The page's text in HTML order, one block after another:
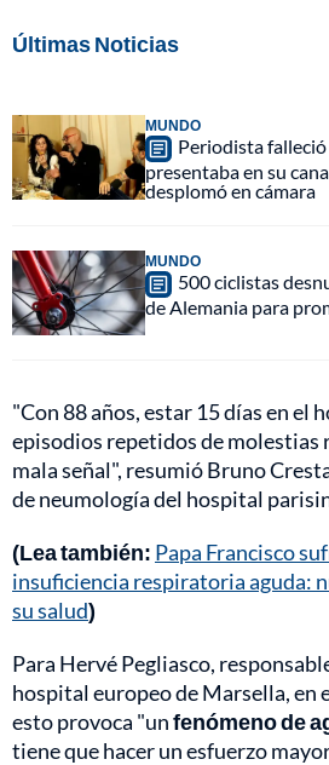
Últimas Noticias
MUNDO
Periodista
presentaba en su
desplomó en cámara
MUNDO
500 ciclistas
de Alemania para
"Con 88 años, estar 15 días en el
episodios repetidos de molestias
mala señal", resumió Bruno
de neumología del hospital
(Lea también: Papa Francisco
insuficiencia respiratoria aguda:
su salud)
Para Hervé Pegliasco,
hospital europeo de Marsella, en
esto provoca "unfenómeno de
tiene que hacer un esfuerzo